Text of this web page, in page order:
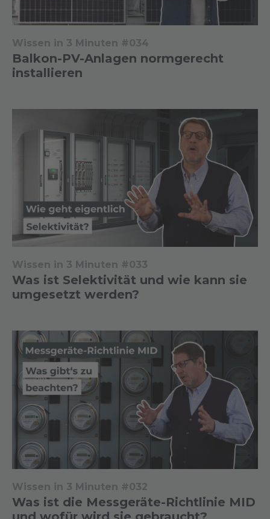
Wissen in 3 Minuten #034
Balkon-PV-Anlagen normgerecht
installieren
Wissen in 3 Minuten #033
Was ist Selektivität und wie kann sie
umgesetzt werden?
Wissen in 3 Minuten #032
Was ist die Messgeräte-Richtlinie MID